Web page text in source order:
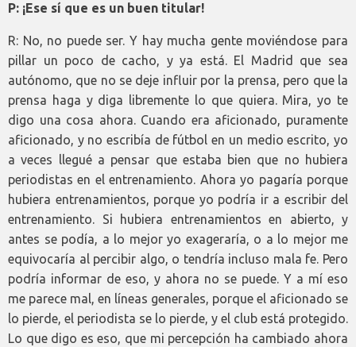
P: ¡Ese sí que es un buen titular!
R: No, no puede ser. Y hay mucha gente moviéndose para
pillar un poco de cacho, y ya está. El Madrid que sea
autónomo, que no se deje influir por la prensa, pero que la
prensa haga y diga libremente lo que quiera. Mira, yo te
digo una cosa ahora. Cuando era aficionado, puramente
aficionado, y no escribía de fútbol en un medio escrito, yo
a veces llegué a pensar que estaba bien que no hubiera
periodistas en el entrenamiento. Ahora yo pagaría porque
hubiera entrenamientos, porque yo podría ir a escribir del
entrenamiento. Si hubiera entrenamientos en abierto, y
antes se podía, a lo mejor yo exageraría, o a lo mejor me
equivocaría al percibir algo, o tendría incluso mala fe. Pero
podría informar de eso, y ahora no se puede. Y a mí eso
me parece mal, en líneas generales, porque el aficionado se
lo pierde, el periodista se lo pierde, y el club está protegido.
Lo que digo es eso, que mi percepción ha cambiado ahora